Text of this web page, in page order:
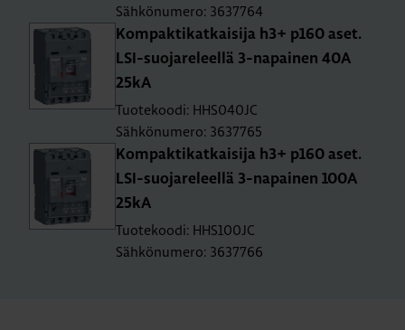
Sähkönumero: 3637764
Kom­pak­ti­kat­kai­si­ja h3+ p160 aset.
LSI-suo­ja­re­leel­lä 3-na­pai­nen 40A
25kA
Tuotekoodi: HHS040JC
Sähkönumero: 3637765
Kom­pak­ti­kat­kai­si­ja h3+ p160 aset.
LSI-suo­ja­re­leel­lä 3-na­pai­nen 100A
25kA
Tuotekoodi: HHS100JC
Sähkönumero: 3637766